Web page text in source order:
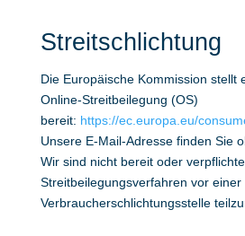
Streitschlichtung
Die Europäische Kommission stellt
Online-Streitbeilegung (OS)
bereit: https://ec.europa.eu/
Unsere E-Mail-Adresse finden Sie
Wir sind nicht bereit oder
Streitbeilegungsverfahren vor einer
Verbraucherschlichtungsstelle